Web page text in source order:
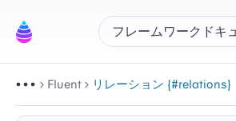
フレームワークドキ
Fluent リレーション {#relations}